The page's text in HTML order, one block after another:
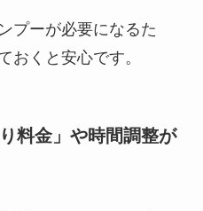
プーが必要になるた
おくと安心です。
料金」や時間調整が